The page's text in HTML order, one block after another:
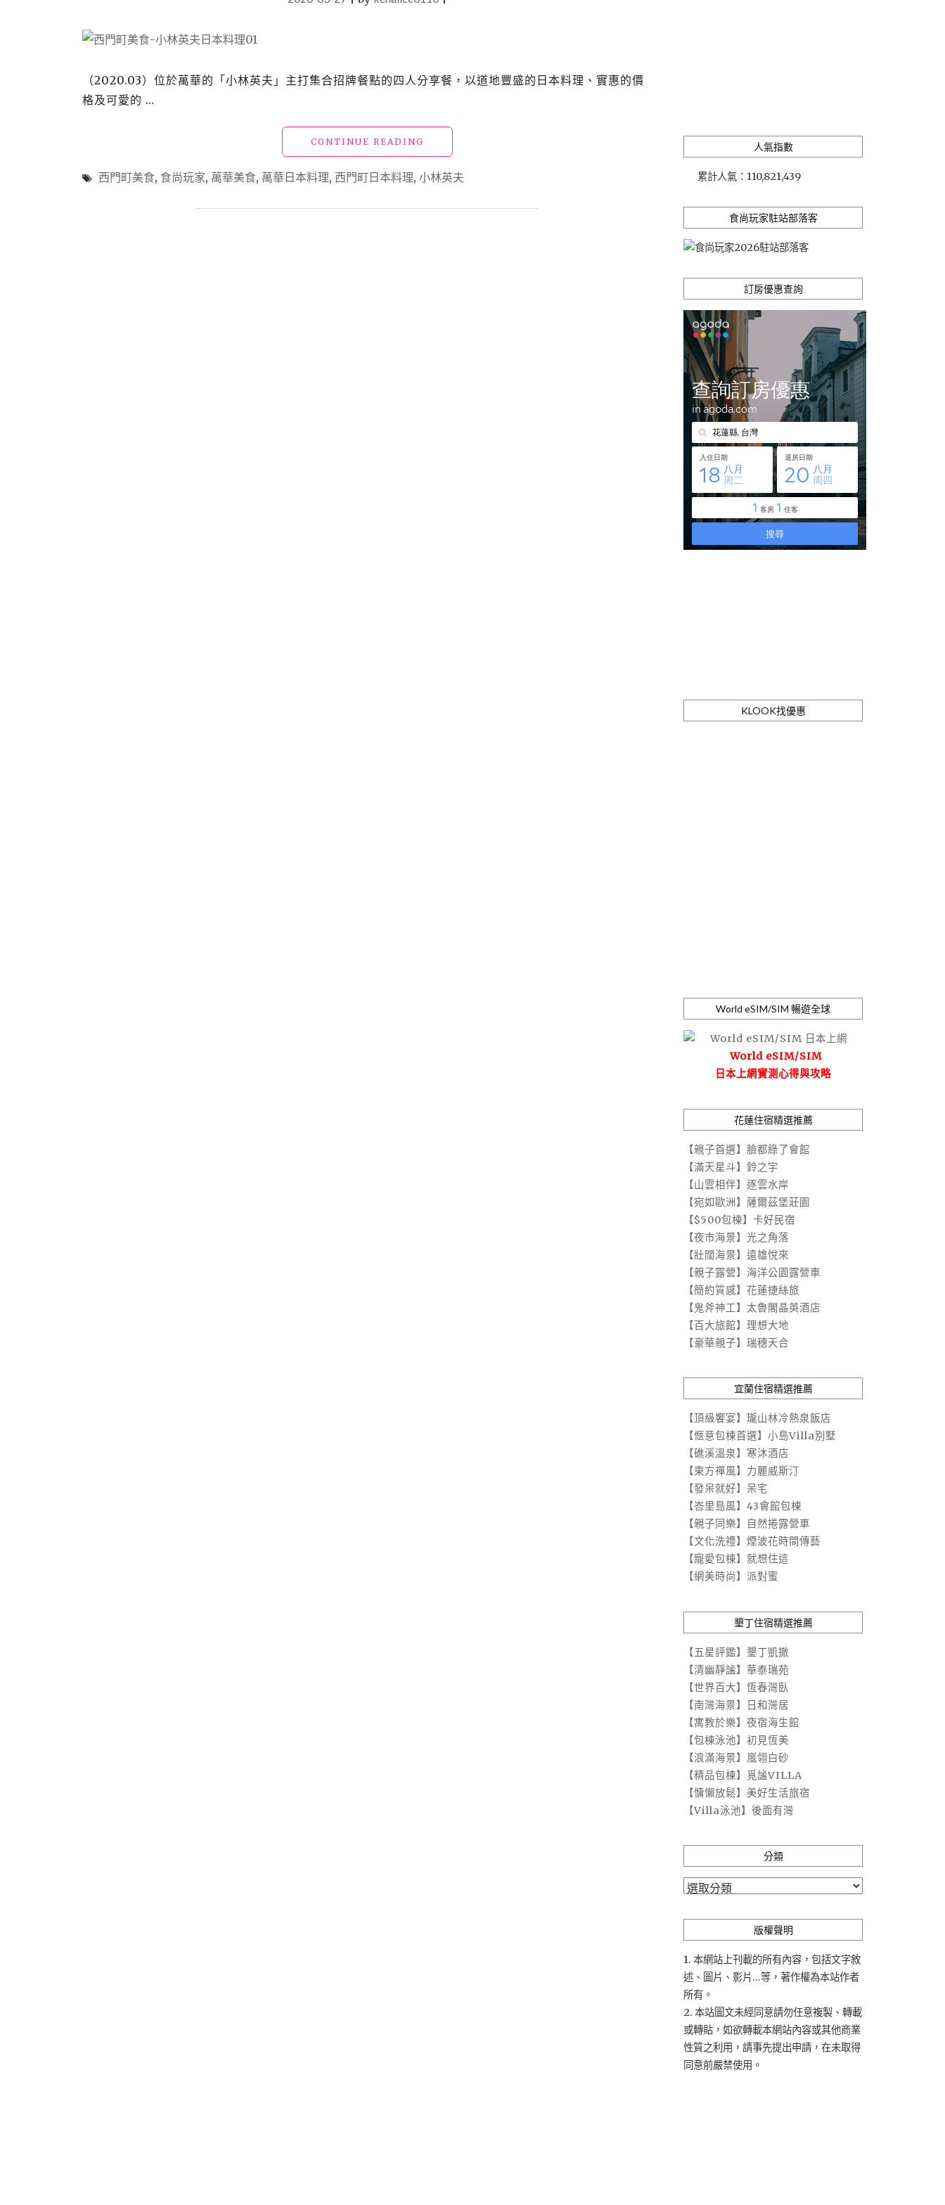
（2020.03）位於萬華的「小林英夫」主打集合招牌餐點的四人分享餐，以道地豐盛的日本料理、實惠的價
格及可愛的 …
CONTINUE READING
門
町
美
西門町美食, 食尚玩家, 萬華美食, 萬華日本料理, 西門町日本料理, 小林英夫
人氣指數
累計人氣： 110,821,439
食尚玩家駐站部落客
訂房優惠查詢
KLOOK找優惠
World eSIM/SIM 暢遊全球
World eSIM/SIM
日本上網實測心得與攻略
花蓮住宿精選推薦
【親子首選】臉都綠了會館
【滿天星斗】鈴之宇
【山雲相伴】逐雲水岸
【宛如歐洲】薩爾茲堡莊園
【$500包棟】卡好民宿
【夜市海景】光之角落
【壯闊海景】遠雄悅來
【親子露營】海洋公園露營車
【簡約質感】花蓮捷絲旅
【鬼斧神工】太魯閣晶英酒店
【百大旅館】理想大地
【豪華親子】瑞穗天合
宜蘭住宿精選推薦
【頂級饗宴】瓏山林冷熱泉飯店
【愜意包棟首選】小島Villa別墅
【礁溪溫泉】寒沐酒店
【東方禪風】力麗威斯汀
【發呆就好】呆宅
【峇里島風】43會館包棟
【親子同樂】自然捲露營車
【文化洗禮】煙波花時間傳藝
【寵愛包棟】就想住這
【網美時尚】派對蜜
墾丁住宿精選推薦
【五星評鑑】墾丁凱撒
【清幽靜謐】華泰瑞苑
【世界百大】恆春灣臥
【南灣海景】日和灣居
【寓教於樂】夜宿海生館
【包棟泳池】初見恆美
【浪滿海景】嵐翎白砂
【精品包棟】覓謐VILLA
【慵懶放鬆】美好生活旅宿
【Villa泳池】後面有灣
分類
分
版權聲明
1. 本網站上刊載的所有內容，包括文字敘
述、圖片、影片...等，著作權為本站作者
所有。
2. 本站圖文未經同意請勿任意複製、轉載
或轉貼，如欲轉載本網站內容或其他商業
性質之利用，請事先提出申請，在未取得
同意前嚴禁使用。